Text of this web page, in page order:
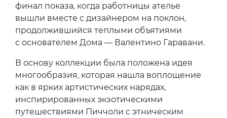
финал показа, когда работницы ателье
вышли вместе с дизайнером на поклон,
продолжившийся теплыми объятиями
с основателем Дома — Валентино Гаравани.
В основу коллекции была положена идея
многообразия, которая нашла воплощение
как в ярких артистических нарядах,
инспирированных экзотическими
путешествиями Пиччоли с этническим